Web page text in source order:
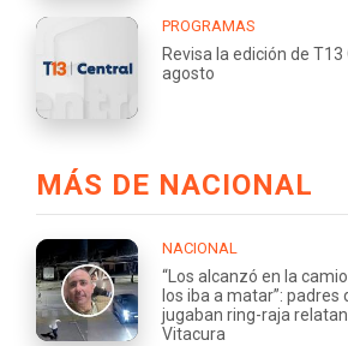
PROGRAMAS
Revisa la edición de
agosto
MÁS DE NACIONAL
NACIONAL
“Los alcanzó en la
los iba a matar”: padres
jugaban ring-raja
Vitacura